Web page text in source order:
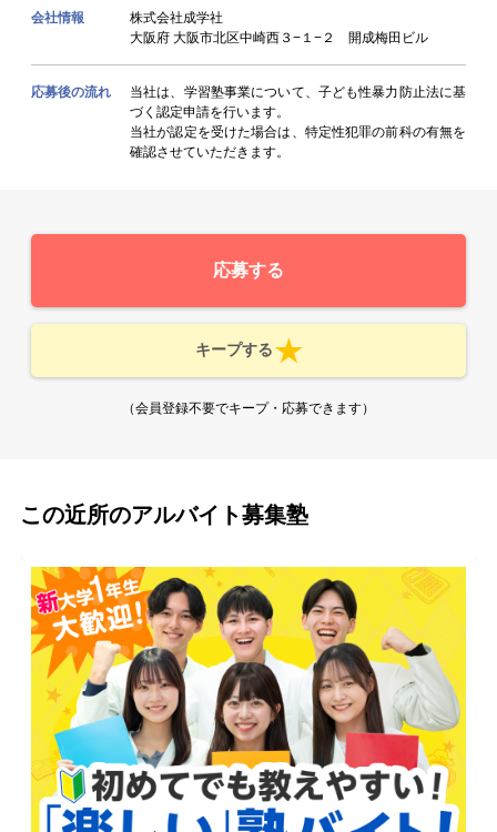
会社情報
株式会社成学社
大阪府 大阪市北区中崎西３−１−２ 開成梅田ビル
応募後の流れ
当社は、学習塾事業について、子ども性暴力防止法に基
づく認定申請を行います。
当社が認定を受けた場合は、特定性犯罪の前科の有無を
確認させていただきます。
応募する
キープする
（会員登録不要でキープ・応募できます）
この近所のアルバイト募集塾